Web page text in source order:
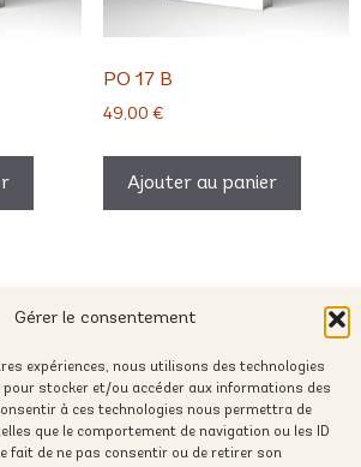
Gérer le consentement
expériences, nous utilisons des technologies
pour stocker et/ou accéder aux informations des
à ces technologies nous permettra de
que le comportement de navigation ou les ID
fait de ne pas consentir ou de retirer son
PO 17 B
49,00 €
Ajouter au panier